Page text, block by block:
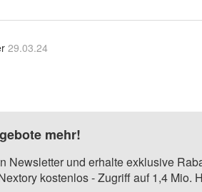
29.03.24
mehr!
Newsletter und erhalte exklusive
kostenlos - Zugriff auf 1,4 Mio.